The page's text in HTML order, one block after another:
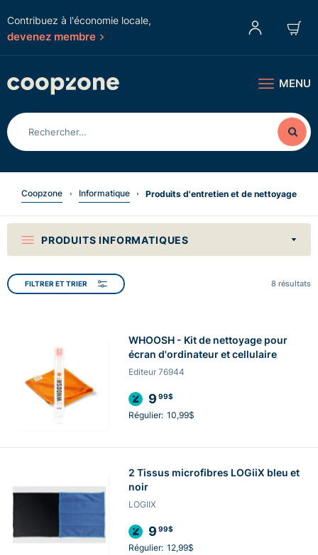
Contribuez à l'économie locale,
devenez membre
MENU
Coopzone Informatique Produits d'entretien et de nettoyage
PRODUITS INFORMATIQUES
FILTRER ET TRIER 8résultats
WHOOSH - Kit de nettoyage pour
écran d'ordinateur et cellulaire
Editeur 76944
9 99$
Régulier: 10,99$
2 Tissus microfibres LOGiiX bleu et
noir
LOGIIX
9 99$
Régulier: 12,99$